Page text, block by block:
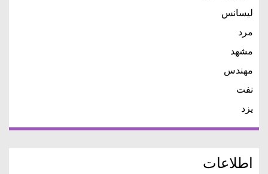
لیسانس
مرد
مشهد
مهندس
نفت
یزد
اطلاعات